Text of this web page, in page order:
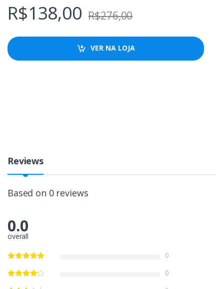
R$138,00 R$276,00
VER NA LOJA
Reviews
Based on 0 reviews
0.0
overall
0
0